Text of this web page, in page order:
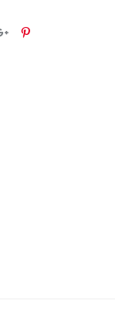
Google+Pinterest